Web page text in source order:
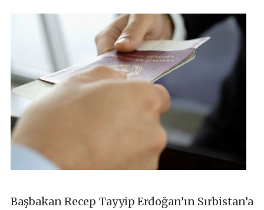
Başbakan Recep Tayyip Erdoğan’ın Sırbistan’a